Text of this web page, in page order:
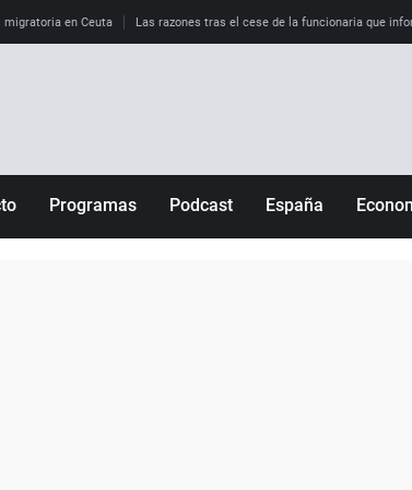
en Ceuta Las razones tras el cese de la funcionaria que
Programas Podcast España